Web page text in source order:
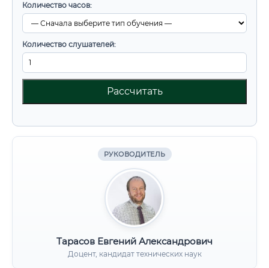
Количество часов:
Количество слушателей:
Рассчитать
РУКОВОДИТЕЛЬ
Тарасов Евгений Александрович
Доцент, кандидат технических наук